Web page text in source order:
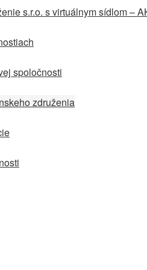
s.r.o. s virtuálnym sídlom –
spoločnosti
združenia